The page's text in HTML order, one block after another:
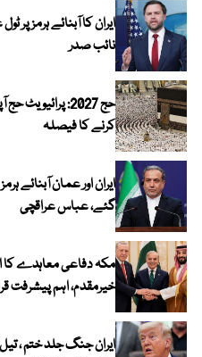
ایران کا آبنائے ہرمز پر
نائب صدر
حج 2027:
کرنے کا فیصلہ
ایران اور عمان
گئے، عباس عراقچی
مکہ دفاعی معاہدے کا
خیرمقدم، اہم پیشرفت
ایران جنگ جلد ختم ،